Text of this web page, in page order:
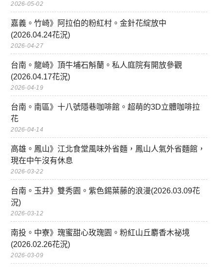
2026-05-02
嘉義。竹崎》阿拉伯的粉紅村。金針花綻放中
(2026.04.24花況)
2026-04-27
台南。龍崎》頂牛埔石斛蘭。私人庭院有開放參觀
(2026.04.17花況)
2026-04-19
台南。南區》十八號隱巷咖啡館。超萌的3D立體咖啡拉
花
2026-04-14
高雄。鳳山》江北食堂風味外省麵，鳳山人氣外省麵館，
現在中午沒有休息
2026-03-22
台南。玉井》雙秀園。紫色錫葉藤的浪漫(2026.03.09花
況)
2026-03-12
南投。中寮》瑰蜜甜心玫瑰園。粉紅山丘麝香木祕境
(2026.02.26花況)
2026-03-09